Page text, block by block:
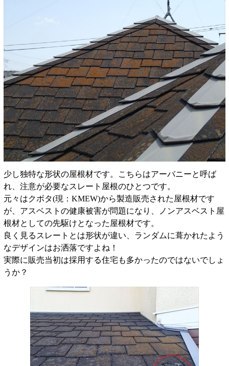
少し独特な形状の屋根材です。こちらはアーバニーと呼ば
れ、注意が必要なスレート屋根のひとつです。
元々はクボタ(現：KMEW)から製造販売された屋根材です
が、アスベストの健康被害が問題になり、ノンアスベスト屋
根材としての先駆けとなった屋根材です。
良く見るスレートとは形状が違い、ランダムに葺かれたよう
なデザインはお洒落ですよね！
実際に販売当初は採用する住宅も多かったのではないでしょ
うか？